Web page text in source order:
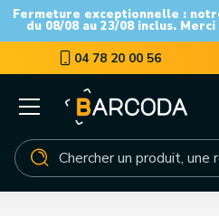
Fermeture exceptionnelle :
du 08/08 au 23/08 inclus.
04 78 20 00 56